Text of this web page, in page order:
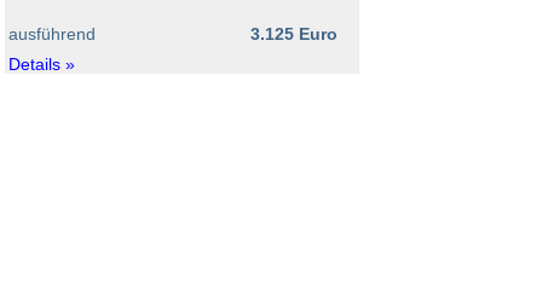
ausführend
Details »
3.125 Euro